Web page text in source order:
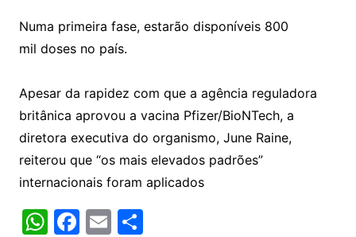
Numa primeira fase, estarão disponíveis 800
mil doses no país.
Apesar da rapidez com que a agência reguladora
britânica aprovou a vacina Pfizer/BioNTech, a
diretora executiva do organismo, June Raine,
reiterou que “os mais elevados padrões”
internacionais foram aplicados
W F E S